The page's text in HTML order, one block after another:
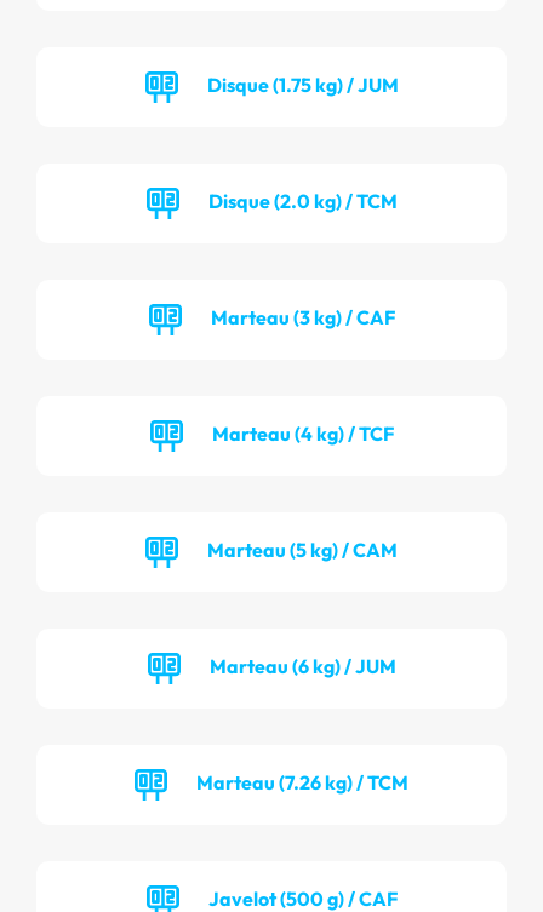
Disque (1.75 kg) / JUM
Disque (2.0 kg) / TCM
Marteau (3 kg) / CAF
Marteau (4 kg) / TCF
Marteau (5 kg) / CAM
Marteau (6 kg) / JUM
Marteau (7.26 kg) / TCM
Javelot (500 g) / CAF